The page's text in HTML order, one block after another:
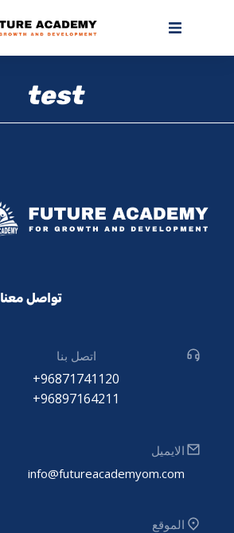
test
تواصل معنا
اتصل بنا
96871741120+
96897164211+
الايميل
info@futureacademyom.com
الموقع